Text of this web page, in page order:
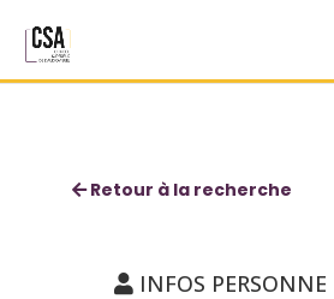
Philippe Mahoux
Retour à la recherche
INFOS PERSONNE